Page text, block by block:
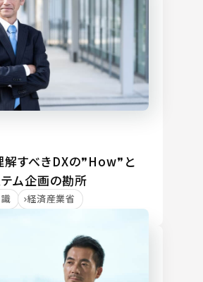
すべきDXの❞How❞と
ム企画の勘所
経済産業省